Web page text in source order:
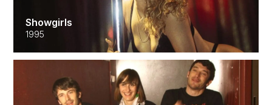
Showgirls
1995